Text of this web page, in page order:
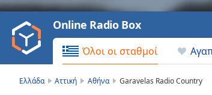
Play
Video
Play
Backward
Skip
Όλοι οι σταθμοί
Online Radio Box
Ελλάδα Αττική Αθήνα Garavelas Radio Country